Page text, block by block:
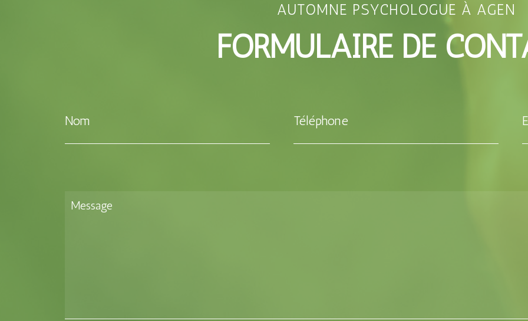
AUTOMNE PSYCHOLOGUE À AGEN
FORMULAIRE DE
Nom Téléphone